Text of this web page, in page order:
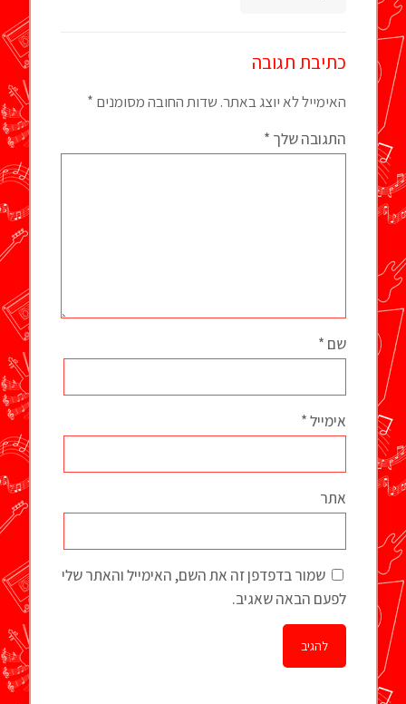
כתיבת תגובה
האימייל לא יוצג באתר. שדות החובה מסומנים *
התגובה שלך *
שם *
אימייל*
אתר
שמור בדפדפן זה את השם, האימייל והאתר שלי
לפעם הבאה שאגיב.